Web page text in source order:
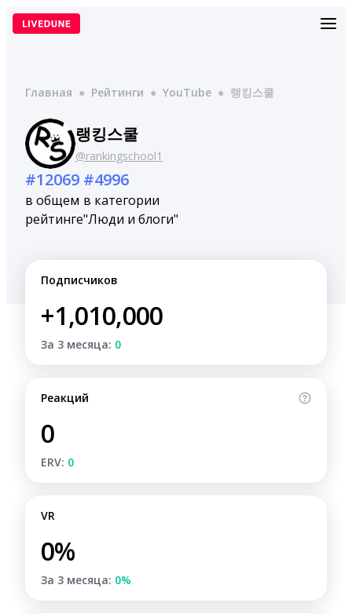
Перейти
Главная ● Рейтинги ● YouTube ● 랭킹스쿨
랭킹스쿨
@rankingschool1
#12069
в общем
рейтинге
#4996
в категории
"Люди и блоги"
Подписчиков
+1,010,000
За 3 месяца: 0
Реакций
0
ERV: 0
VR
0%
За 3 месяца: 0%